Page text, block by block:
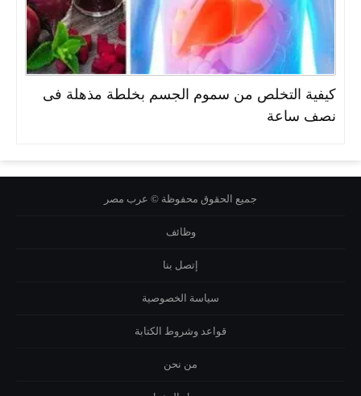
كيفية التخلص من سموم الجسم بخلطة مذهلة فى
نصف ساعة
جميع الحقوق محفوظة © عرب مصر
وظائف
إتصل بنا
سياسة الخصوصية
قواعد وشروط الكتابة
من نحن